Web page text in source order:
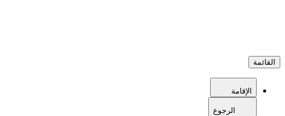
القائمة
الإقامة
الرجوع